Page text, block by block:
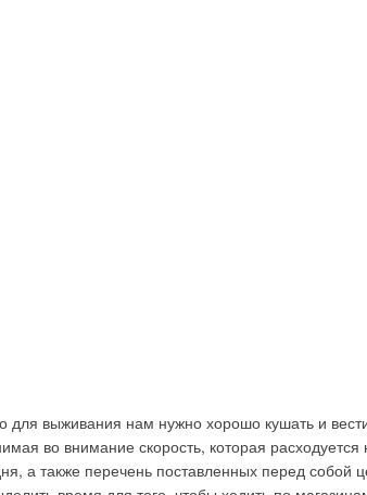
для выживания нам нужно хорошо кушать и
во внимание скорость, которая расходуется
а также перечень поставленных перед собой